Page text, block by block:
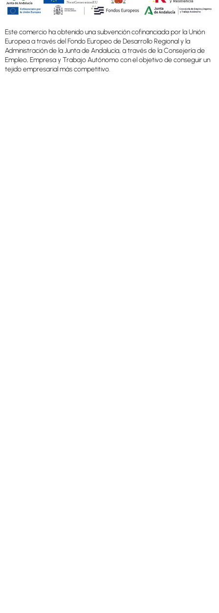
Este comercio ha obtenido una subvención cofinanciada por la Unión
Europea a través del Fondo Europeo de Desarrollo Regional y la
Administración de la Junta de Andalucía, a través de la Consejería de
Empleo, Empresa y Trabajo Autónomo con el objetivo de conseguir un
tejido empresarial más competitivo.